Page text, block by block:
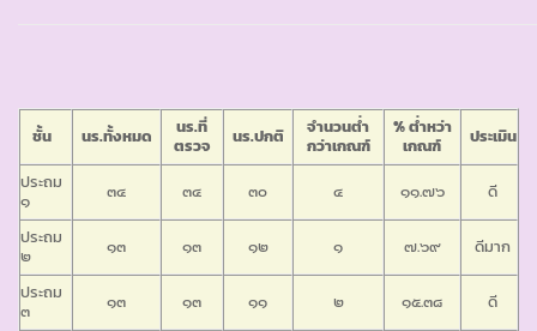
ชั้น นร.ทั้งหมด
นร.ที่
ตรวจ
นร.ปกติ
จำนวนต่ำ
กว่าเกณฑ์
% ต่ำหว่า
เกณฑ์
ประเมิน
ประถม
๑
๓๔ ๓๔ ๓๐ ๔ ๑๑.๗๖
ดี
ประถม
๒
๑๓ ๑๓ ๑๒ ๑ ๗.๖๙
ดีมาก
ประถม
๓
๑๓ ๑๓ ๑๑ ๒ ๑๕.๓๘
ดี